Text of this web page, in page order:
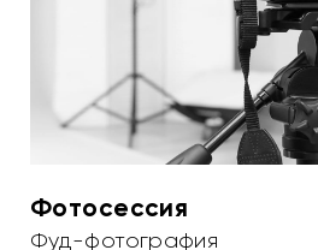
Фотосессия
Фуд-фотография